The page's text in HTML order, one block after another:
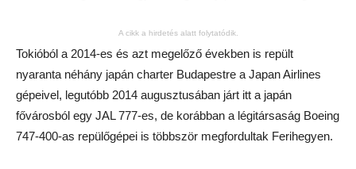
A cikk a hirdetés alatt folytatódik.
Tokióból a 2014-es és azt megelőző években is repült
nyaranta néhány japán charter Budapestre a Japan Airlines
gépeivel, legutóbb 2014 augusztusában járt itt a japán
fővárosból egy JAL 777-es, de korábban a légitársaság Boeing
747-400-as repülőgépei is többször megfordultak Ferihegyen.